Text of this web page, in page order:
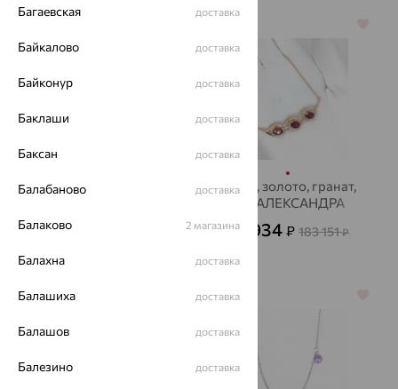
Бусы, серебро,
от 13 716
Колье, золото, гранат,
ЮЗ АЛЕКСАНДРА
65 934₽ 183 151₽
70% 64%
Багаевская доставка
Байкалово доставка
Байконур доставка
Баклаши доставка
Баксан доставка
Балабаново доставка
Балаково 2 магазина
Балахна доставка
Балашиха доставка
Балашов доставка
Балезино доставка